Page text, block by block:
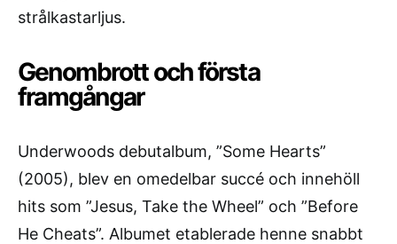
strålkastarljus.
Genombrott och första
framgångar
Underwoods debutalbum, ”Some Hearts”
(2005), blev en omedelbar succé och innehöll
hits som ”Jesus, Take the Wheel” och ”Before
He Cheats”. Albumet etablerade henne snabbt